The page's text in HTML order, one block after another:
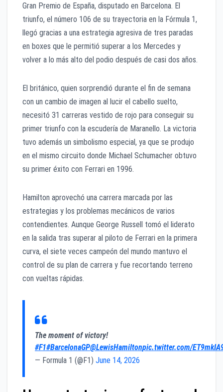
Gran Premio de España, disputado en Barcelona. El
triunfo, el número 106 de su trayectoria en la Fórmula 1,
llegó gracias a una estrategia agresiva de tres paradas
en boxes que le permitió superar a los Mercedes y
volver a lo más alto del podio después de casi dos años.
El británico, quien sorprendió durante el fin de semana
con un cambio de imagen al lucir el cabello suelto,
necesitó 31 carreras vestido de rojo para conseguir su
primer triunfo con la escudería de Maranello. La victoria
tuvo además un simbolismo especial, ya que se produjo
en el mismo circuito donde Michael Schumacher obtuvo
su primer éxito con Ferrari en 1996.
Hamilton aprovechó una carrera marcada por las
estrategias y los problemas mecánicos de varios
contendientes. Aunque George Russell tomó el liderato
en la salida tras superar al piloto de Ferrari en la primera
curva, el siete veces campeón del mundo mantuvo el
control de su plan de carrera y fue recortando terreno
con vueltas rápidas.
The moment of victory!
#F1#BarcelonaGP@LewisHamiltonpic.twitter.com/
— Formula 1 (@F1) June 14, 2026